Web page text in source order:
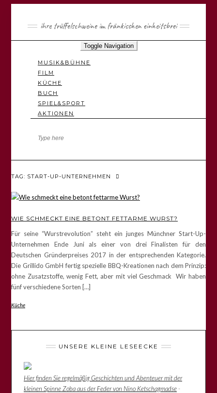
ihre trüffelschweine im fränkischen einheitsbrei
Toggle Navigation
MUSIK&BÜHNE
FILM
KÜCHE
BUCH
SPIEL&SPORT
AKTIONEN
TAG: START-UP-UNTERNEHMEN
WIE SCHMECKT EINE BETONT FETTARME WURST?
Für seine “Wurstrevolution” steht ein junges Münchner Start-Up-
Unternehmen Ende Juni als einer von drei Finalisten für den
Deutschen Gründerpreises 2017 in der entsprechenden Kategorie.
Die Grillido GmbH fertig spezielle BBQ-Kreationen nach dem Prinzip:
ohne Zusatzstoffe, wenig Fett, aber mit viel Geschmack Wir haben
fünf verschiedene Sorten […]
Küche
UNSERE KLEINE LESEECKE
Hier finden Sie regelmäßig Geschichten und Abenteuer mit der
kleinen Spinne Zoba aus der Feder von Nino Ketschagmadse-